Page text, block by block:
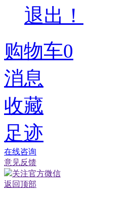
退出！
购物车0
消息
收藏
足迹
在线咨询
意见反馈
关注官方微信
返回顶部